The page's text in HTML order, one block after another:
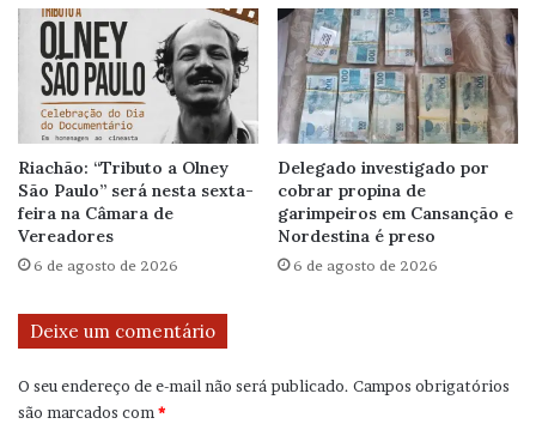
Riachão: “Tributo a Olney
São Paulo” será nesta sexta-
feira na Câmara de
Vereadores
6 de agosto de 2026
Delegado investigado por
cobrar propina de
garimpeiros em Cansanção e
Nordestina é preso
6 de agosto de 2026
Deixe um comentário
O seu endereço de e-mail não será publicado. Campos obrigatórios
são marcados com *